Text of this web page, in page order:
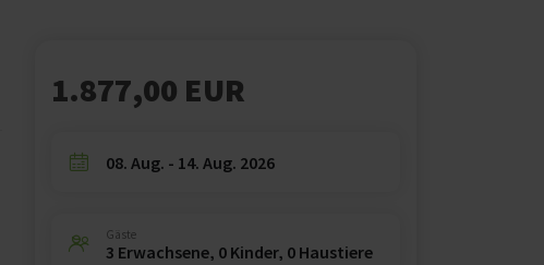
1.877,00 EUR
08. Aug. - 14. Aug. 2026
Gäste
3 Erwachsene, 0 Kinder, 0 Haustiere